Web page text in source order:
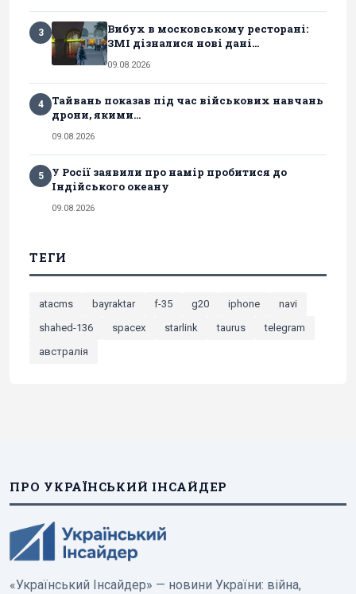
3
Вибух в московському ресторані:
ЗМІ дізналися нові дані...
09.08.2026
4
Тайвань показав під час військових навчань
дрони, якими...
09.08.2026
5
У Росії заявили про намір пробитися до
Індійського океану
09.08.2026
ТЕГИ
atacms bayraktar f-35 g20 iphone
navi
shahed-136
spacex starlink taurus
telegram
австралія
ПРО УКРАЇНСЬКИЙ ІНСАЙДЕР
«Український Інсайдер» — новини України: війна,